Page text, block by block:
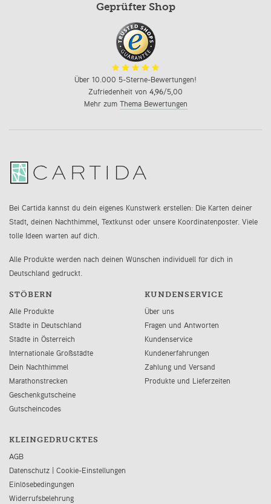
Geprüfter Shop
Über 10.000 5-Sterne-Bewertungen!
Zufriedenheit von 4,96/5,00
Mehr zum Thema Bewertungen
Bei Cartida kannst du dein eigenes Kunstwerk erstellen: Die Karten deiner
Stadt, deinen Nachthimmel, Textkunst oder unsere Koordinatenposter. Viele
tolle Ideen warten auf dich.
Alle Produkte werden nach deinen Wünschen individuell für dich in
Deutschland gedruckt.
STÖBERN
Alle Produkte
Städte in Deutschland
Städte in Österreich
Internationale Großstädte
Dein Nachthimmel
Marathonstrecken
Geschenkgutscheine
Gutscheincodes
KUNDENSERVICE
Über uns
Fragen und Antworten
Kundenservice
Kundenerfahrungen
Zahlung und Versand
Produkte und Lieferzeiten
KLEINGEDRUCKTES
AGB
Datenschutz | Cookie-Einstellungen
Einlösebedingungen
Widerrufsbelehrung